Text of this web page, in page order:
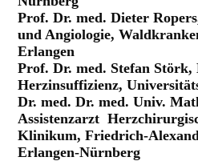
Prof. Dr. med. Dieter
und Angiologie,
Erlangen
Prof. Dr. med. Stefan
Herzinsuffizienz,
Dr. med. Dr. med. Univ.
Assistenzarzt
Klinikum, Friedrich-
Erlangen-Nürnberg